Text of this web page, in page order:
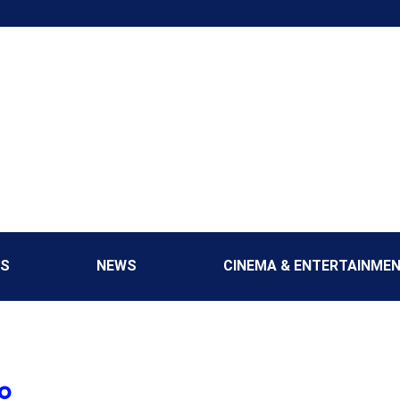
NEWS CINEMA &